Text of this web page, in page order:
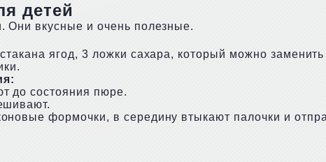
детей
Они вкусные и очень полезные.
ягод, 3 ложки сахара, который можно
до состояния пюре.
формочки, в середину втыкают палочки и